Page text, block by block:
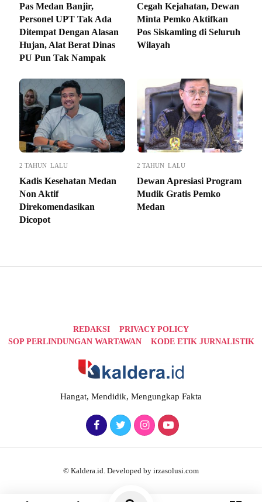
Pas Medan Banjir,
Personel UPT Tak Ada
Ditempat Dengan Alasan
Hujan, Alat Berat Dinas
PU Pun Tak Nampak
Cegah Kejahatan, Dewan
Minta Pemko Aktifkan
Pos Siskamling di Seluruh
Wilayah
2 TAHUN LALU
Kadis Kesehatan Medan
Non Aktif
Direkomendasikan
Dicopot
2 TAHUN LALU
Dewan Apresiasi Program
Mudik Gratis Pemko
Medan
REDAKSI
PRIVACY POLICY
SOP PERLINDUNGAN WARTAWAN
KODE ETIK JURNALISTIK
Hangat, Mendidik, Mengungkap Fakta
© Kaldera.id. Developed by irzasolusi.com